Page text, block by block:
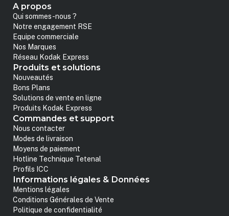
A propos
Qui sommes-nous ?
Notre engagement RSE
Equipe commerciale
Nos Marques
Réseau Kodak Express
Produits et solutions
Nouveautés
Bons Plans
Solutions de vente en ligne
Produits Kodak Express
Commandes et support
Nous contacter
Modes de livraison
Moyens de paiement
Hotline Technique Tetenal
Profils ICC
Informations légales & Données
Mentions légales
Conditions Générales de Vente
Politique de confidentialité